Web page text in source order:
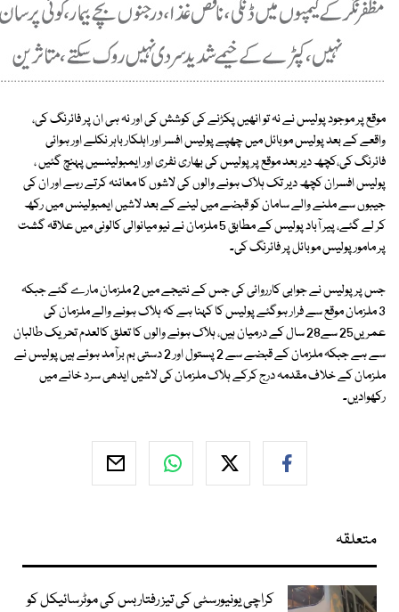
موقع پر موجود پولیس نے نہ تو انھیں پکڑنے کی کوشش کی اور نہ ہی ان پر فائرنگ کی،
واقعے کے بعد پولیس موبائل میں چھپے پولیس افسر اور اہلکار باہر نکلے اور ہوائی
فائرنگ کی،کچھ دیر بعد موقع پر پولیس کی بھاری نفری اور ایمبولینسیں پہنچ گئیں ،
پولیس افسران کچھ دیر تک ہلاک ہونے والوں کی لاشوں کا معائنہ کرتے رہے اور ان کی
جیبوں سے ملنے والے سامان کو قبضے میں لینے کے بعد لاشیں ایمبولینس میں رکھ
کر لے گئے، پیر آباد پولیس کے مطابق 5 ملزمان نے نیو میانوالی کالونی میں علاقہ گشت
پر مامور پولیس موبائل پر فائرنگ کی۔
جس پر پولیس نے جوابی کارروائی کی جس کے نتیجے میں 2 ملزمان مارے گئے جبکہ
3 ملزمان موقع سے فرار ہوگئے پولیس کا کہنا ہے کہ ہلاک ہونے والے ملزمان کی
عمریں25 سے28 سال کے درمیان ہیں، ہلاک ہونے والوں کا تعلق کالعدم تحریک طالبان
سے ہے جبکہ ملزمان کے قبضے سے 2 پستول اور 2 دستی بم برآمد ہوئے ہیں پولیس نے
ملزمان کے خلاف مقدمہ درج کرکے ہلاک ملزمان کی لاشیں ایدھی سرد خانے میں
رکھوادیں۔
متعلقہ
کراچی یونیورسٹی کی تیز رفتار بس کی موٹرسائیکل کو